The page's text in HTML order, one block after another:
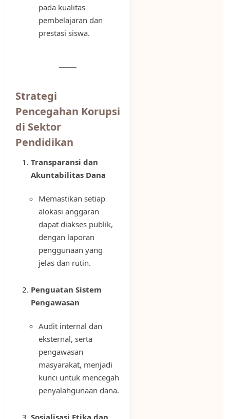
pada kualitas
pembelajaran dan
prestasi siswa.
Strategi
Pencegahan Korupsi
di Sektor
Pendidikan
Transparansi dan
Akuntabilitas Dana
Memastikan setiap
alokasi anggaran
dapat diakses publik,
dengan laporan
penggunaan yang
jelas dan rutin.
Penguatan Sistem
Pengawasan
Audit internal dan
eksternal, serta
pengawasan
masyarakat, menjadi
kunci untuk mencegah
penyalahgunaan dana.
Sosialisasi Etika dan